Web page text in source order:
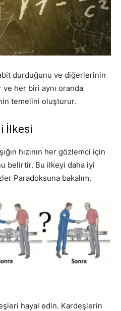
durduğunu ve diğerlerinin
her biri aynı oranda
temelini oluşturur.
İlkesi
hızının her gözlemci için
belirtir. Bu ilkeyi daha iyi
Paradoksuna bakalım.
hayal edin. Kardeşlerin